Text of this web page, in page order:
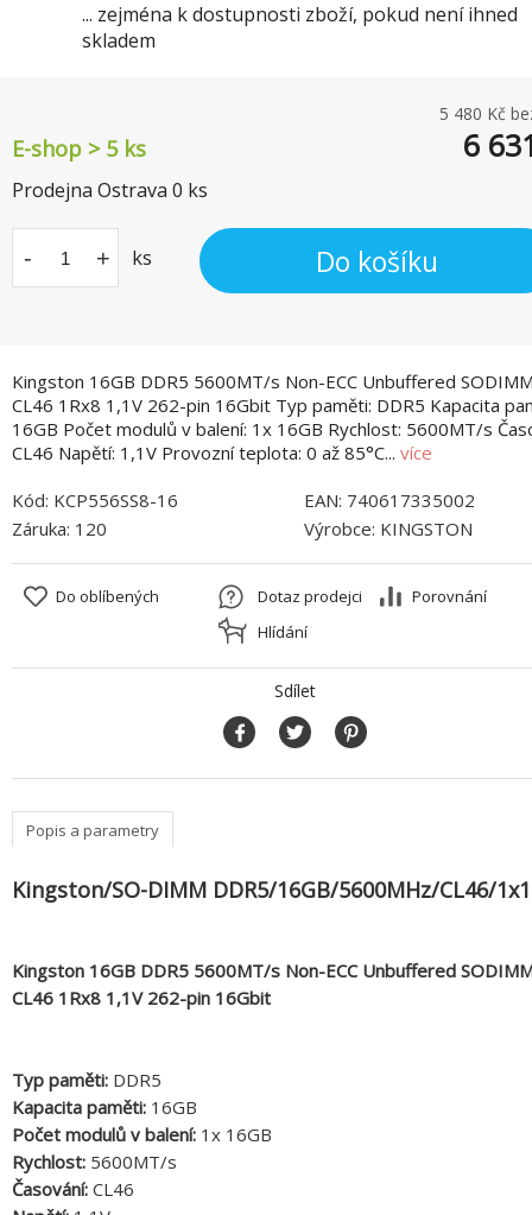
Kingston 16GB DDR5 5600MT/s Non-ECC Unbuffered
CL46 1Rx8 1,1V 262-pin 16Gbit Typ paměti: DDR5 Kapacita
16GB Počet modulů v balení: 1x 16GB Rychlost: 5600MT/s
CL46 Napětí: 1,1V Provozní teplota: 0 až 85°C... více
5 480 Kč
E-shop > 5 ks 6
Prodejna Ostrava 0 ks
- + ks Do košíku
... zejména k dostupnosti zboží, pokud není ihned
skladem
Kód: KCP556SS8-16 EAN: 740617335002
Záruka: 120 Výrobce: KINGSTON
Do oblíbených Porovnání
Dotaz prodejci
Hlídání
Sdílet
Popis a parametry
Kingston/SO-DIMM DDR5/16GB/5600MHz/CL46/
Kingston 16GB DDR5 5600MT/s Non-ECC Unbuffered
CL46 1Rx8 1,1V 262-pin 16Gbit
Typ paměti: DDR5
Kapacita paměti: 16GB
Počet modulů v balení: 1x 16GB
Rychlost: 5600MT/s
Časování: CL46